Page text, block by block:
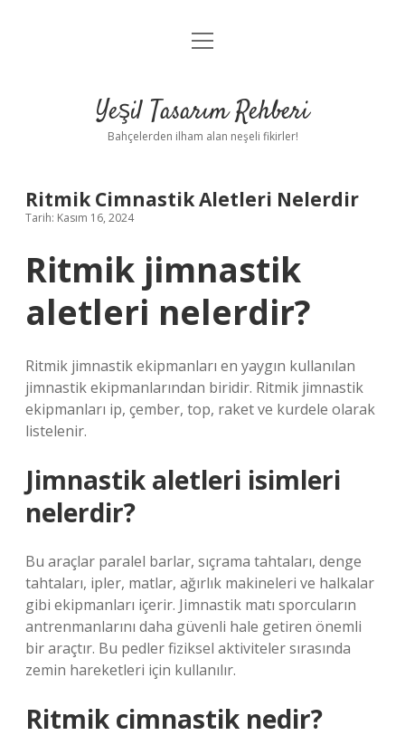
Anasayfa
Yasal Uyarı
menüyü
Yeşil Tasarım Rehberi
Bahçelerden ilham alan neşeli fikirler!
Ritmik Cimnastik Aletleri Nelerdir
Tarih: Kasım 16, 2024
Ritmik jimnastik
aletleri nelerdir?
Ritmik jimnastik ekipmanları en yaygın kullanılan
jimnastik ekipmanlarından biridir. Ritmik jimnastik
ekipmanları ip, çember, top, raket ve kurdele olarak
listelenir.
Jimnastik aletleri isimleri
nelerdir?
Bu araçlar paralel barlar, sıçrama tahtaları, denge
tahtaları, ipler, matlar, ağırlık makineleri ve halkalar
gibi ekipmanları içerir. Jimnastik matı sporcuların
antrenmanlarını daha güvenli hale getiren önemli
bir araçtır. Bu pedler fiziksel aktiviteler sırasında
zemin hareketleri için kullanılır.
Ritmik cimnastik nedir?